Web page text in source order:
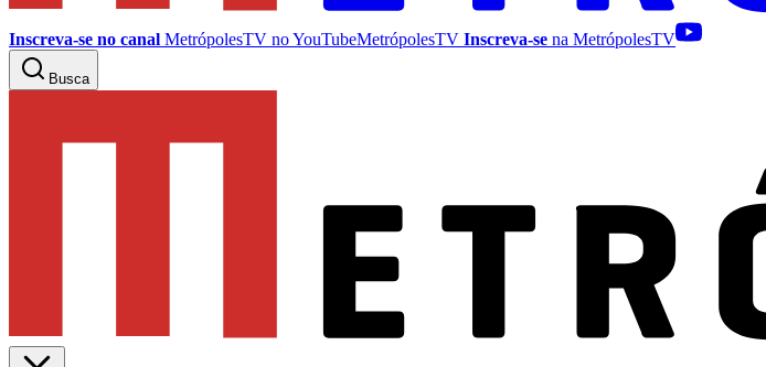
Inscreva-se no canal MetrópolesTV noYouTubeMetrópolesTV Inscreva-se na MetrópolesTV
Busca